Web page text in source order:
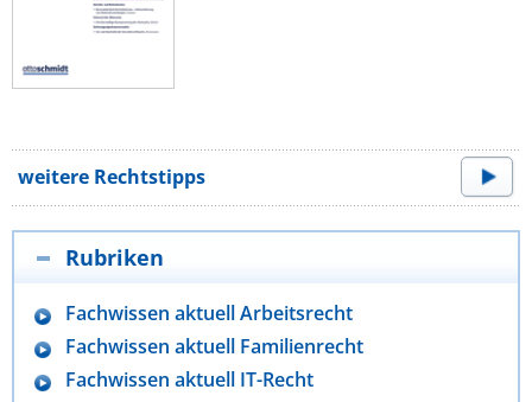
weitere Rechtstipps
Rubriken
Fachwissen aktuell Arbeitsrecht
Fachwissen aktuell Familienrecht
Fachwissen aktuell IT-Recht